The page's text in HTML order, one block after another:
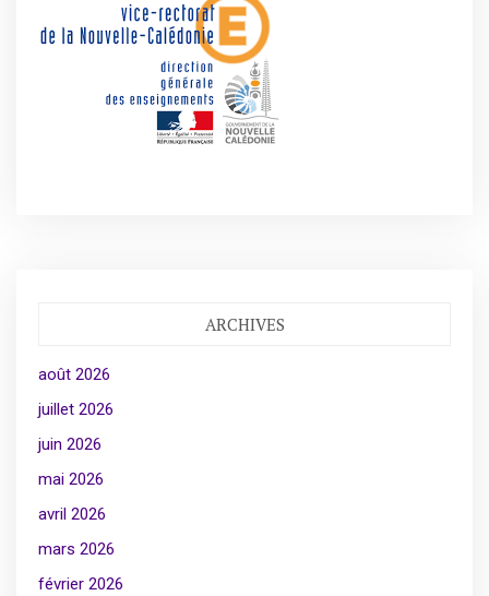
ARCHIVES
août 2026
juillet 2026
juin 2026
mai 2026
avril 2026
mars 2026
février 2026